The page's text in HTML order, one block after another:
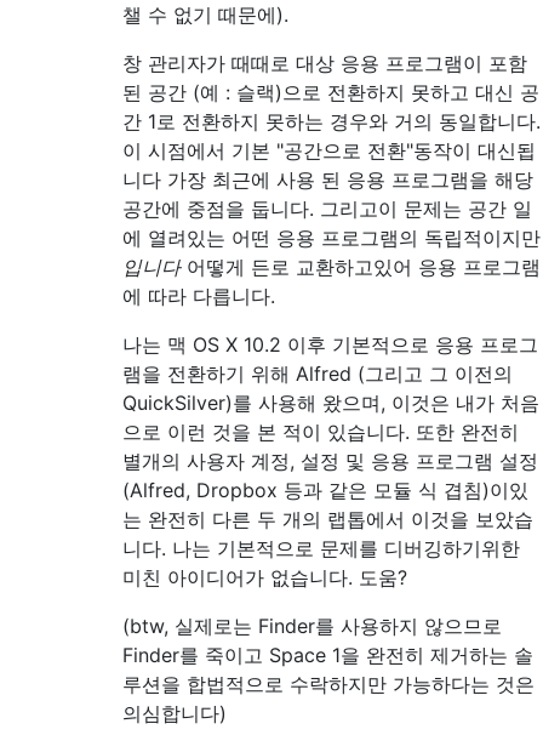
챌 수 없기 때문에).
창 관리자가 때때로 대상 응용 프로그램이 포함
된 공간 (예 : 슬랙)으로 전환하지 못하고 대신 공
간 1로 전환하지 못하는 경우와 거의 동일합니다.
이 시점에서 기본 "공간으로 전환"동작이 대신됩
니다 가장 최근에 사용 된 응용 프로그램을 해당
공간에 중점을 둡니다. 그리고이 문제는 공간 일
에 열려있는 어떤 응용 프로그램의 독립적이지만
입니다어떻게 든로 교환하고있어 응용 프로그램
에 따라 다릅니다.
나는 맥 OS X 10.2 이후 기본적으로 응용 프로그
램을 전환하기 위해 Alfred (그리고 그 이전의
QuickSilver)를 사용해 왔으며, 이것은 내가 처음
으로 이런 것을 본 적이 있습니다. 또한 완전히
별개의 사용자 계정, 설정 및 응용 프로그램 설정
(Alfred, Dropbox 등과 같은 모듈 식 겹침)이있
는 완전히 다른 두 개의 랩톱에서 이것을 보았습
니다. 나는 기본적으로 문제를 디버깅하기위한
미친 아이디어가 없습니다. 도움?
(btw, 실제로는 Finder를 사용하지 않으므로
Finder를 죽이고 Space 1을 완전히 제거하는 솔
루션을 합법적으로 수락하지만 가능하다는 것은
의심합니다)